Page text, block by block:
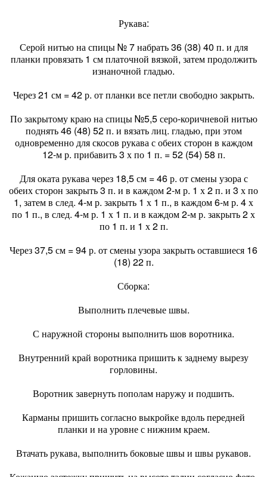
Рукава:
Серой нитью на спицы № 7 набрать 36 (38) 40 п. и для
планки провязать 1 см платочной вязкой, затем продолжить
изнаночной гладью.
Через 21 см = 42 р. от планки все петли свободно закрыть.
По закрытому краю на спицы №5,5 серо-коричневой нитью
поднять 46 (48) 52 п. и вязать лиц. гладью, при этом
одновременно для скосов рукава с обеих сторон в каждом
12-м р. прибавить 3 х по 1 п. = 52 (54) 58 п.
Для оката рукава через 18,5 см = 46 р. от смены узора с
обеих сторон закрыть 3 п. и в каждом 2-м р. 1 х 2 п. и 3 х по
1, затем в след. 4-м р. закрыть 1 х 1 п., в каждом 6-м р. 4 х
по 1 п., в след. 4-м р. 1 х 1 п. и в каждом 2-м р. закрыть 2 х
по 1 п. и 1 х 2 п.
Через 37,5 см = 94 р. от смены узора закрыть оставшиеся 16
(18) 22 п.
Сборка:
Выполнить плечевые швы.
С наружной стороны выполнить шов воротника.
Внутренний край воротника пришить к заднему вырезу
горловины.
Воротник завернуть пополам наружу и подшить.
Карманы пришить согласно выкройке вдоль передней
планки и на уровне с нижним краем.
Втачать рукава, выполнить боковые швы и швы рукавов.